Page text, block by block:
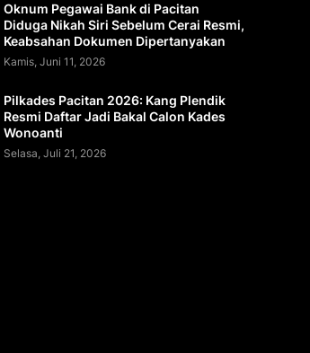
Oknum Pegawai Bank di Pacitan
Diduga Nikah Siri Sebelum Cerai Resmi,
Keabsahan Dokumen Dipertanyakan
Kamis, Juni 11, 2026
Pilkades Pacitan 2026: Kang Plendik
Resmi Daftar Jadi Bakal Calon Kades
Wonoanti
Selasa, Juli 21, 2026